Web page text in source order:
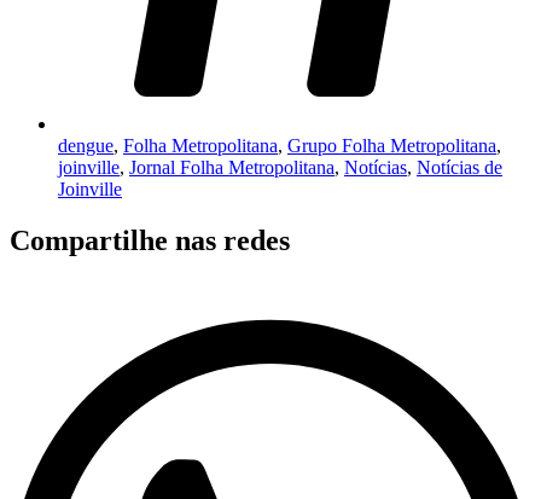
dengue, Folha Metropolitana, Grupo Folha Metropolitana,
joinville, Jornal Folha Metropolitana, Notícias, Notícias de
Joinville
Compartilhe nas redes